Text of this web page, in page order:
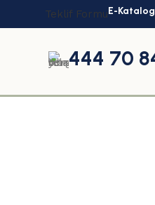
Teklif FormuE-Katalog
444 70